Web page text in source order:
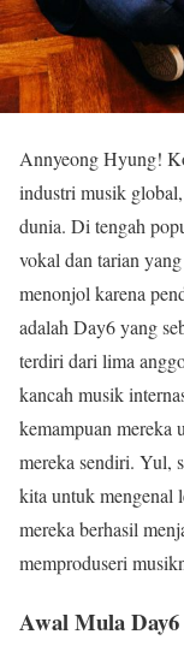
Annyeong Hyung!
industri musik
dunia. Di tengah
vokal dan tarian
menonjol karena
adalah Day6 yang
terdiri dari lima
kancah musik
kemampuan mereka
mereka sendiri. Yul,
kita untuk mengenal
mereka berhasil
memproduseri
Awal Mula Day6